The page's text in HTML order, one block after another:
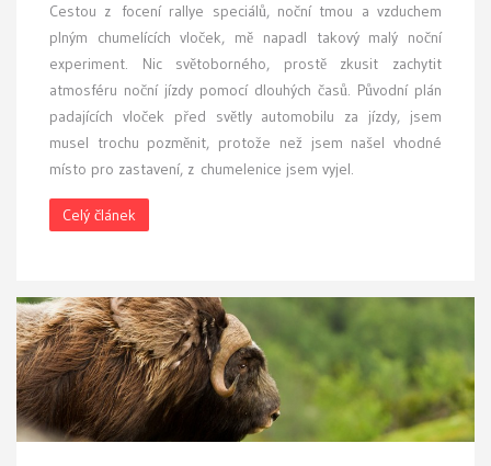
Cestou z focení rallye speciálů, noční tmou a vzduchem
plným chumelících vloček, mě napadl takový malý noční
experiment. Nic světoborného, prostě zkusit zachytit
atmosféru noční jízdy pomocí dlouhých časů. Původní plán
padajících vloček před světly automobilu za jízdy, jsem
musel trochu pozměnit, protože než jsem našel vhodné
místo pro zastavení, z chumelenice jsem vyjel.
Celý článek